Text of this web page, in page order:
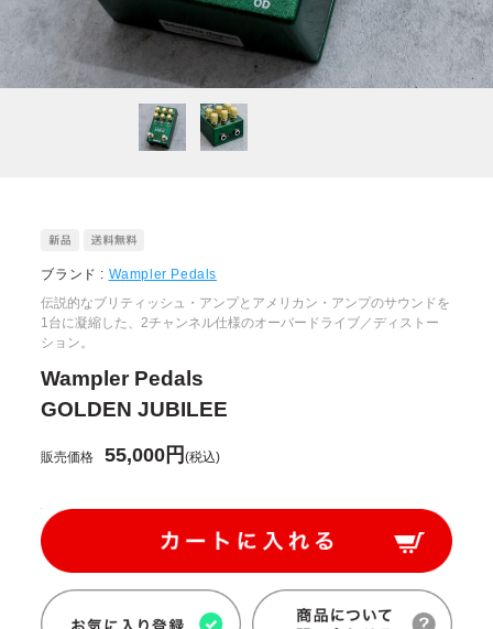
ブランド : Wampler Pedals
伝説的なブリティッシュ・アンプとアメリカン・アンプのサウンドを
1台に凝縮した、2チャンネル仕様のオーバードライブ／ディストー
ション。
Wampler Pedals
GOLDEN JUBILEE
販売価格 55,000円(税込)